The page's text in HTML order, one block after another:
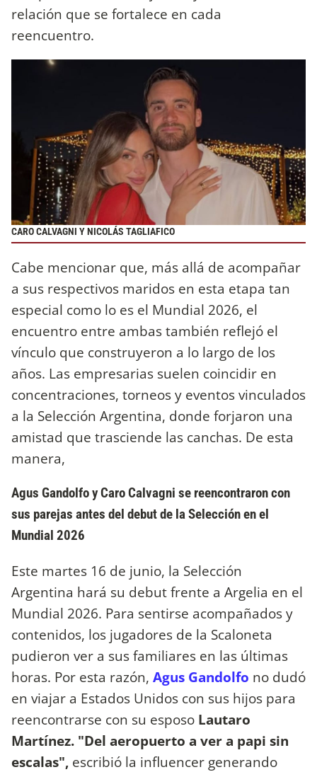
relación que se fortalece en cada
reencuentro.
CARO CALVAGNI Y NICOLÁS TAGLIAFICO
Cabe mencionar que, más allá de acompañar
a sus respectivos maridos en esta etapa tan
especial como lo es el Mundial 2026, el
encuentro entre ambas también reflejó el
vínculo que construyeron a lo largo de los
años. Las empresarias suelen coincidir en
concentraciones, torneos y eventos vinculados
a la Selección Argentina, donde forjaron una
amistad que trasciende las canchas. De esta
manera,
Agus Gandolfo y Caro Calvagni se reencontraron con
sus parejas antes del debut de la Selección en el
Mundial 2026
Este martes 16 de junio, la Selección
Argentina hará su debut frente a Argelia en el
Mundial 2026. Para sentirse acompañados y
contenidos, los jugadores de la Scaloneta
pudieron ver a sus familiares en las últimas
horas. Por esta razón, Agus Gandolfo no dudó
en viajar a Estados Unidos con sus hijos para
reencontrarse con su esposo Lautaro
Martínez. "Del aeropuerto a ver a papi sin
escalas", escribió la influencer generando